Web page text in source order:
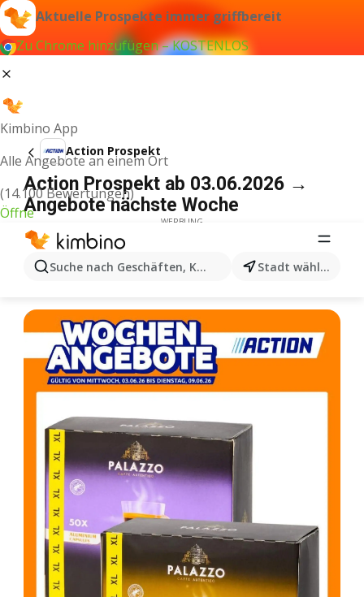
Aktuelle Prospekte immer griffbereit
Zu Chrome hinzufügen – KOSTENLOS
Kimbino App
Alle Angebote an einem Ort
(14.100 Bewertungen)
Öffne
Suche nach Geschäften, Kategorien, Produkten...
Stadt wählen
Action Prospekt
Action Prospekt ab 03.06.2026 →
Angebote nächste Woche
WERBUNG